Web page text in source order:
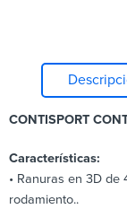
CONTISPORT
Características:
• Ranuras en 3D de
rodamiento..